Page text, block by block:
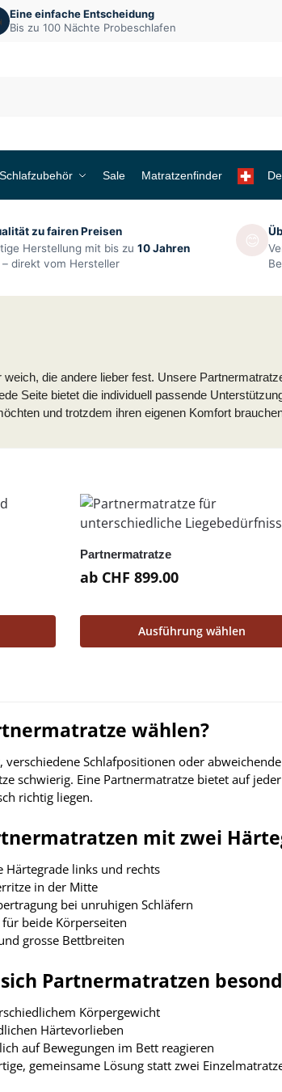
Eine einfache Entscheidung
Bis zu 100 Nächte Probeschlafen
Schlafzubehör Sale Matratzenfinder
zu fairen Preisen
Herstellung mit bis zu 10 Jahren
– direkt vom Hersteller
die andere lieber fest. Unsere
Seite bietet die individuell passende
und trotzdem ihren eigenen Komfort
Partnermatratze
ab CHF 899.00
Ausführung wählen
wählen?
verschiedene Schlafpositionen oder
schwierig. Eine Partnermatratze bietet auf
richtig liegen.
mit zwei
links und rechts
in der Mitte
bei unruhigen Schläfern
beide Körperseiten
grosse Bettbreiten
Partnermatratzen
Körpergewicht
Härtevorlieben
auf Bewegungen im Bett reagieren
gemeinsame Lösung statt zwei